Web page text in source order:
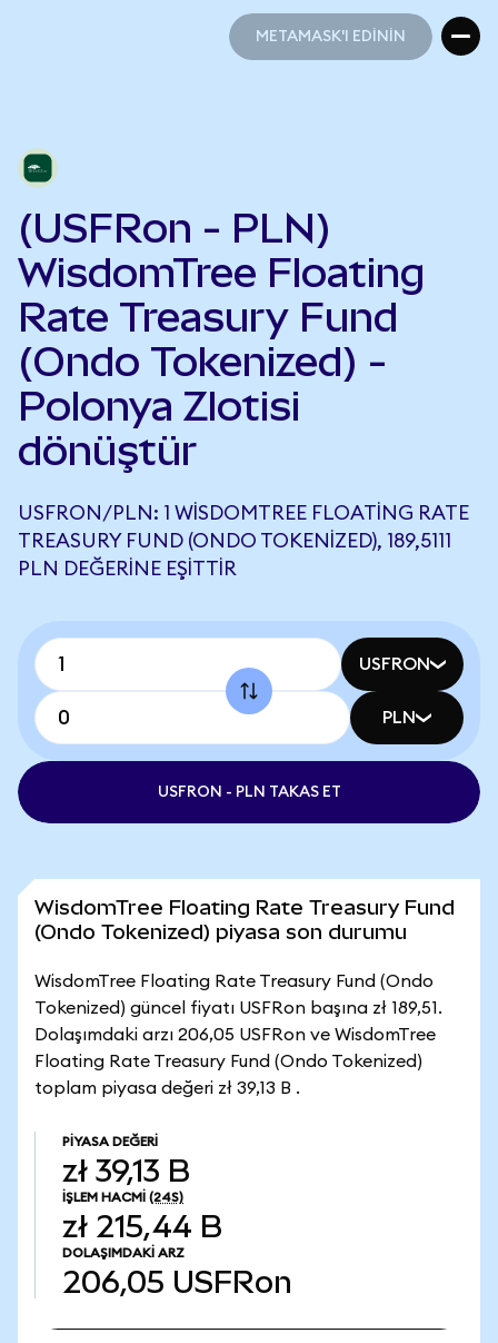
METAMASK'I EDİNİN
(USFRon - PLN)
WisdomTree Floating
Rate Treasury Fund
(Ondo Tokenized) -
Polonya Zlotisi
dönüştür
USFRON/PLN: 1 WISDOMTREE FLOATING RATE
TREASURY FUND (ONDO TOKENIZED), 189,5111
PLN DEĞERINE EŞITTIR
USFRON
PLN
USFRON - PLN TAKAS ET
WisdomTree Floating Rate Treasury Fund
(Ondo Tokenized) piyasa son durumu
WisdomTree Floating Rate Treasury Fund (Ondo
Tokenized) güncel fiyatı USFRon başına zł 189,51.
Dolaşımdaki arzı 206,05 USFRon ve WisdomTree
Floating Rate Treasury Fund (Ondo Tokenized)
toplam piyasa değeri zł 39,13 B .
PIYASA DEĞERI
zł 39,13 B
İŞLEM HACMI (24S)
zł 215,44 B
DOLAŞIMDAKI ARZ
206,05 USFRon